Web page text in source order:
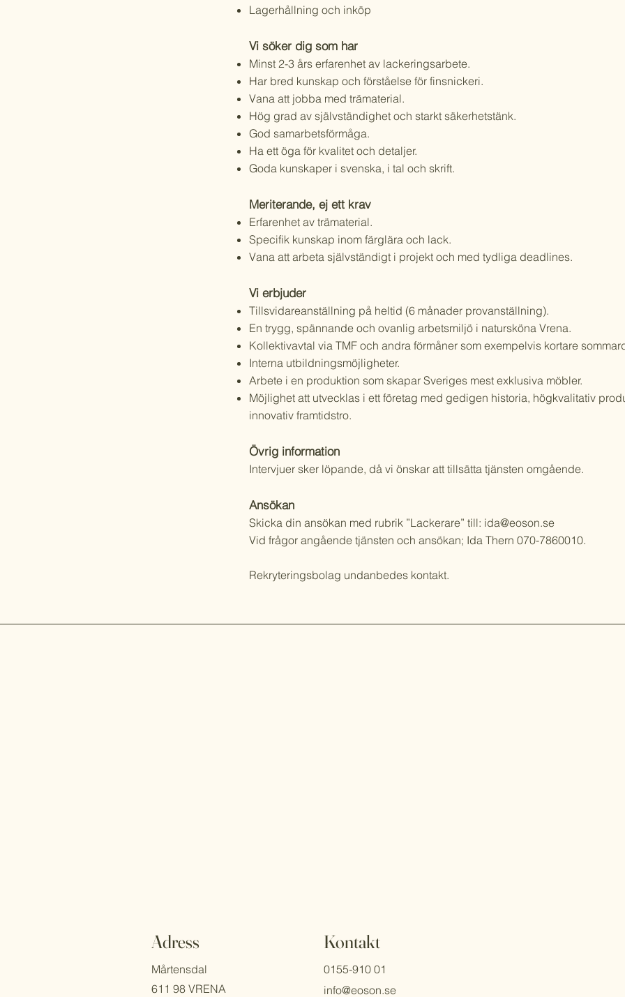
Lagerhållning och inköp
Vi söker dig som har
Minst 2-3 års erfarenhet av lackeringsarbete.
Har bred kunskap och förståelse för finsnickeri.
Vana att jobba med trämaterial.
Hög grad av självständighet och starkt säkerhetstänk.
God samarbetsförmåga.
Ha ett öga för kvalitet och detaljer.
Goda kunskaper i svenska, i tal och skrift.
Meriterande, ej ett krav
Erfarenhet av trämaterial.
Specifik kunskap inom färglära och lack.
Vana att arbeta självständigt i projekt och med tydliga deadlines.
Vi erbjuder
Tillsvidareanställning på heltid (6 månader provanställning).
En trygg, spännande och ovanlig arbetsmiljö i natursköna Vrena.
Kollektivavtal via TMF och andra förmåner som exempelvis kortare
Interna utbildningsmöjligheter.
Arbete i en produktion som skapar Sveriges mest exklusiva möbler.
Möjlighet att utvecklas i ett företag med gedigen historia, högkvalitativ
innovativ framtidstro.
Övrig information
Intervjuer sker löpande, då vi önskar att tillsätta tjänsten omgående.
Ansökan
Skicka din ansökan med rubrik ”Lackerare” till: ida@eoson.se
Vid frågor angående tjänsten och ansökan; Ida Thern 070-7860010.
Rekryteringsbolag undanbedes kontakt.
Adress
Mårtensdal
611 98 VRENA
Kontakt
0155-910 01
info@eoson.se